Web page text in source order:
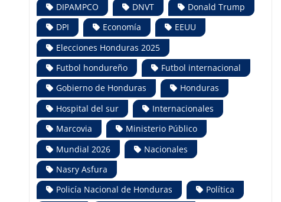
DIPAMPCO
DNVT
Donald Trump
DPI
Economía
EEUU
Elecciones Honduras 2025
Futbol hondureño
Futbol internacional
Gobierno de Honduras
Honduras
Hospital del sur
Internacionales
Marcovia
Ministerio Público
Mundial 2026
Nacionales
Nasry Asfura
Policía Nacional de Honduras
Política